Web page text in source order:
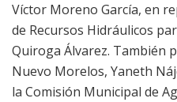
Víctor Moreno García, en
de Recursos Hidráulicos
Quiroga Álvarez. También
Nuevo Morelos, Yaneth
la Comisión Municipal de